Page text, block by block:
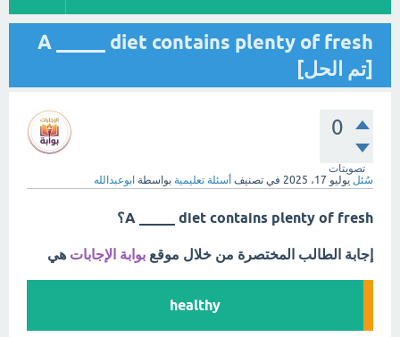
A _____ diet contains plenty of fresh
[تم الحل]
0
تصويتات
سُئل يوليو 17، 2025 في تصنيف أسئلة تعليمية بواسطة ابوعبدالله
A _____ diet contains plenty of fresh؟
إجابة الطالب المختصرة من خلال موقع بوابة الإجابات هي
healthy